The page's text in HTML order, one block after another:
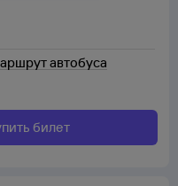
автобуса
билет